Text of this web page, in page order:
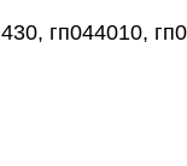
гп044010,